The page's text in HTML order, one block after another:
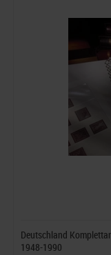
Deutschland
1948-1990